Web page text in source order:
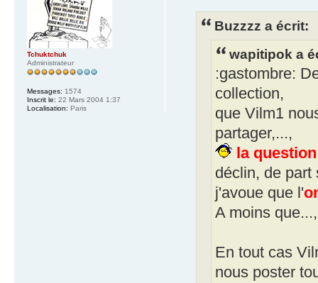
Buzzzz a écrit:
wapitipok a
:gastombre:
collection,
que Vilm1
partager,...,
la
déclin, de part
j'avoue que l'
A moins
En tout cas
nous poster
Tchuktchuk
Administrateur
Messages: 1574
Inscrit le: 22 Mars 2004 1:37
Localisation: Paris